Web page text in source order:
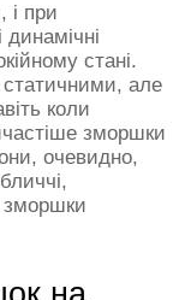
і при
стані.
але
коли
зморшки
очевидно,
зморшки